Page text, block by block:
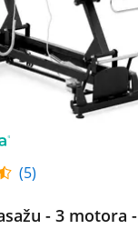
(5)
- 3 motora